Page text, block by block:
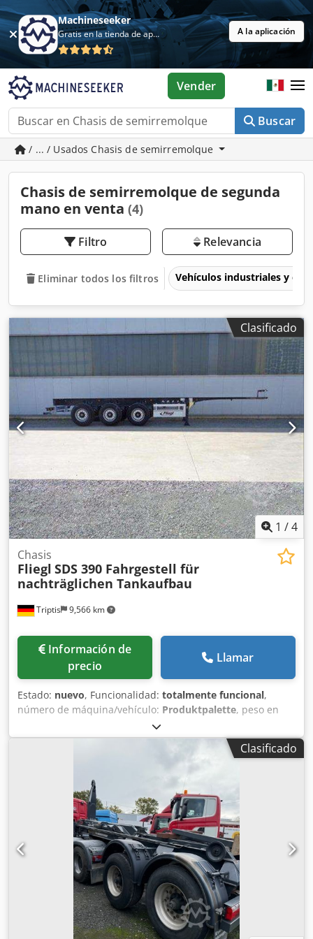
Machineseeker
Gratis en la tienda de aplicaciones A la aplicación
Buscar
Vender
/ ... / Usados Chasis de semirremolque
Chasis de semirremolque de segunda
mano en venta (4)
Filtro Relevancia
Eliminar todos los filtros Vehículos industriales y
Clasificado
1 /4
Triptis 9,566 km
Chasis
Fliegl SDS 390 Fahrgestell für
nachträglichen Tankaufbau
Información de
precio
Llamar
Estado: nuevo, Funcionalidad: totalmente funcional,
número de máquina/vehículo: Produktpalette, peso en
, peso máximo de la carga:
total:39,000 kg, configuración de ejes:3 ejes, tamaño del
, Solución de transporte a medida
Credei Riwqopfx Ahqjf Configure su vehículo Fliegl según
sus necesidades. El vehículo que se muestra es un
ejemplo. La producción y el equipamiento se realizan de
forma individual, según los deseos del cliente. Más
información Estructura de acero de grano fino soldada con
diseño ligero, placa de enganche con 2 bulones de rey
intercambiables, solo 2 largueros como doble viga en T
para la instalación posterior de un soporte delantero en
diseño nuevo/actual, marco exterior ligeramente inclinado
con perfil Load-Lock para sujetar las correas de amarre.
¡Atención! Para sujetar las correas en combinación con los
laterales, los laterales deben abrirse, 24 toneladas,
Clasificado